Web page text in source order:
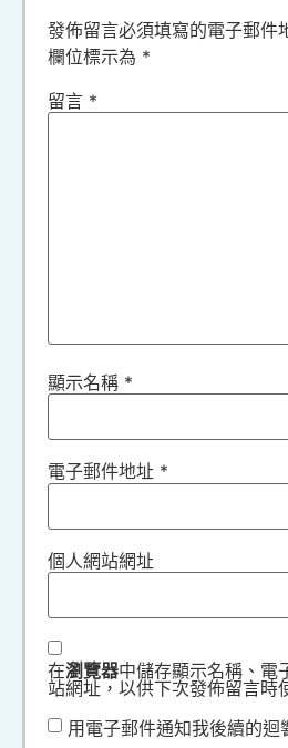
發佈留言必須填寫的電子郵件
欄位標示為 *
留言 *
顯示名稱 *
電子郵件地址 *
個人網站網址
在瀏覽器中儲存顯示名稱、電
站網址，以供下次發佈留言時
用電子郵件通知我後續的迴